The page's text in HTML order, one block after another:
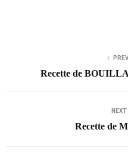
Recette de
Recette de